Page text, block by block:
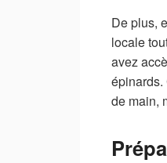
De plus,
locale
avez
épinards.
de main,